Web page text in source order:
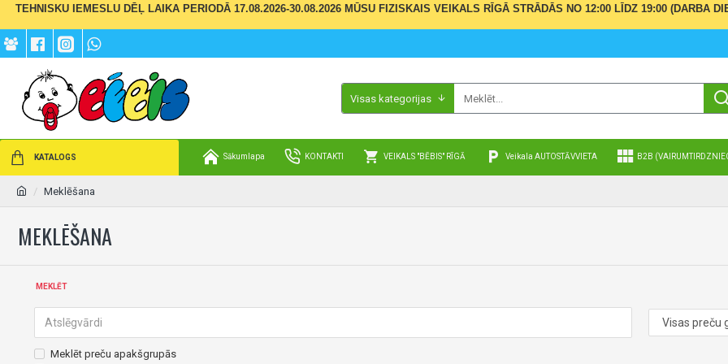
TEHNISKU IEMESLU DĒĻ LAIKA PERIODĀ 17.08.2026-30.08.2026 MŪSU FIZISKAIS VEIKALS RĪGĀ STRĀDĀS NO 12:00 LĪDZ 19:00 (DARBA
Visas kategorijas
KATALOGS Sākumlapa KONTAKTI VEIKALS "BĒBIS" RĪGĀ Veikala AUTOSTĀVVIETA B2B
Meklēšana
MEKLĒŠANA
MEKLĒT
Meklēt preču apakšgrupās